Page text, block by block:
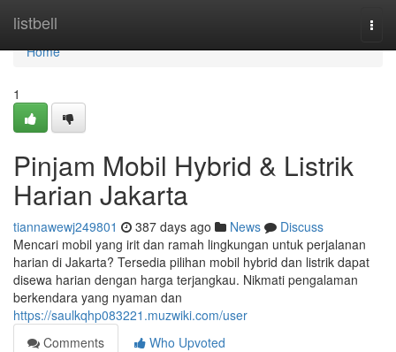
listbell
Home
Home
1
Pinjam Mobil Hybrid & Listrik
Harian Jakarta
tiannawewj249801 387 days ago News
Discuss
Mencari mobil yang irit dan ramah lingkungan untuk perjalanan
harian di Jakarta? Tersedia pilihan mobil hybrid dan listrik dapat
disewa harian dengan harga terjangkau. Nikmati pengalaman
berkendara yang nyaman dan
https://saulkqhp083221.muzwiki.com/user
Comments
Who Upvoted